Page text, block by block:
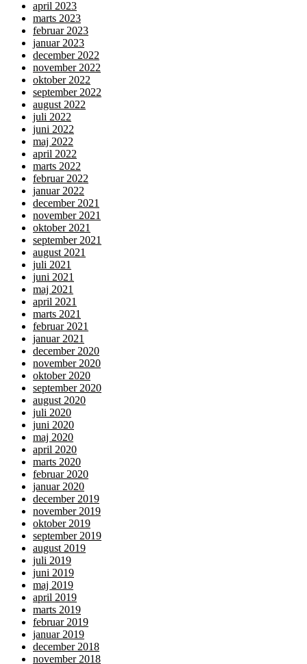
april 2023
marts 2023
februar 2023
januar 2023
december 2022
november 2022
oktober 2022
september 2022
august 2022
juli 2022
juni 2022
maj 2022
april 2022
marts 2022
februar 2022
januar 2022
december 2021
november 2021
oktober 2021
september 2021
august 2021
juli 2021
juni 2021
maj 2021
april 2021
marts 2021
februar 2021
januar 2021
december 2020
november 2020
oktober 2020
september 2020
august 2020
juli 2020
juni 2020
maj 2020
april 2020
marts 2020
februar 2020
januar 2020
december 2019
november 2019
oktober 2019
september 2019
august 2019
juli 2019
juni 2019
maj 2019
april 2019
marts 2019
februar 2019
januar 2019
december 2018
november 2018